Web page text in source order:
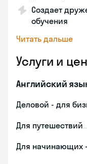
Создает
обучения
Читать дальше
Услуги и
Английский
Деловой - для
Для путешествий
Для начинающих